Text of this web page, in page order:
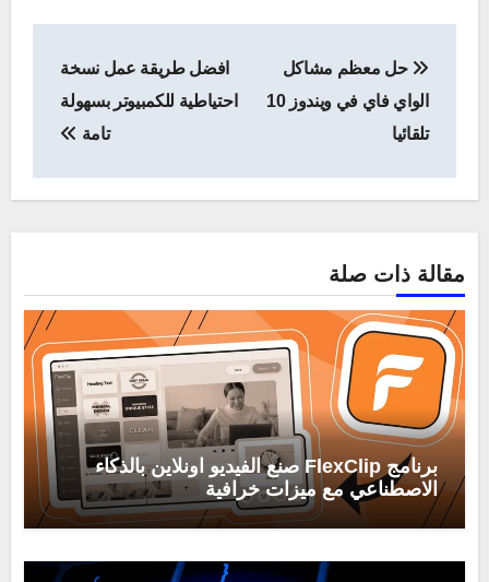
المقالات
حل معظم مشاكل
الواي فاي في ويندوز 10
تلقائيا
افضل طريقة عمل نسخة
احتياطية للكمبيوتر بسهولة
تامة
مقالة ذات صلة
برنامج FlexClip صنع الفيديو اونلاين بالذكاء
الاصطناعي مع ميزات خرافية